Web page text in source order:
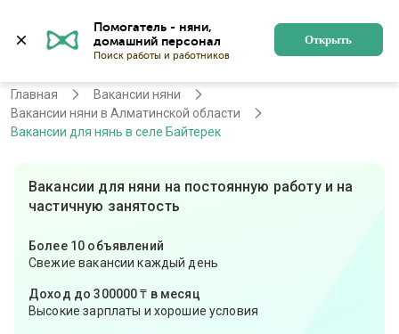
Помогатель - няни,
Поиск работы и работников
Открыть
Алматы Регистрация
Главная
Вакансии няни
Вакансии няни в Алматинской области
Вакансии для нянь в селе Байтерек
Вакансии для няни на постоянную работу и на
частичную занятость
Более 10 объявлений
Свежие вакансии каждый день
Доход до 300000 ₸ в месяц
Высокие зарплаты и хорошие условия